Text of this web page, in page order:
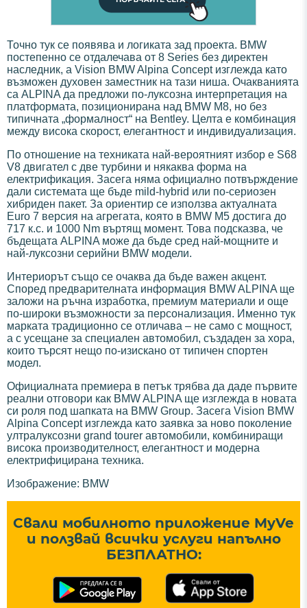
Точно тук се появява и логиката зад проекта. BMW
постепенно се отдалечава от 8 Series без директен
наследник, а Vision BMW Alpina Concept изглежда като
възможен духовен заместник на тази ниша. Очакванията
са ALPINA да предложи по-луксозна интерпретация на
платформата, позиционирана над BMW M8, но без
типичната „формалност“ на Bentley. Целта е комбинация
между висока скорост, елегантност и индивидуализация.
По отношение на техниката най-вероятният избор е S68
V8 двигател с две турбини и някаква форма на
електрификация. Засега няма официално потвърждение
дали системата ще бъде mild-hybrid или по-сериозен
хибриден пакет. За ориентир се използва актуалната
Euro 7 версия на агрегата, която в BMW M5 достига до
717 к.с. и 1000 Nm въртящ момент. Това подсказва, че
бъдещата ALPINA може да бъде сред най-мощните и
най-луксозни серийни BMW модели.
Интериорът също се очаква да бъде важен акцент.
Според предварителната информация BMW ALPINA ще
заложи на ръчна изработка, премиум материали и още
по-широки възможности за персонализация. Именно тук
марката традиционно се отличава – не само с мощност,
а с усещане за специален автомобил, създаден за хора,
които търсят нещо по-изискано от типичен спортен
модел.
Официалната премиера в петък трябва да даде първите
реални отговори как BMW ALPINA ще изглежда в новата
си роля под шапката на BMW Group. Засега Vision BMW
Alpina Concept изглежда като заявка за ново поколение
ултралуксозни grand tourer автомобили, комбиниращи
висока производителност, елегантност и модерна
електрифицирана техника.
Изображение: BMW
Свали мобилното приложение MyVe
и ползвай всички услуги напълно
БЕЗПЛАТНО: